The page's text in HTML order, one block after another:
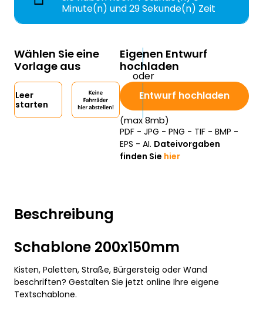
Beschreibung
Schablone 200x150mm
Kisten, Paletten, Straße, Bürgersteig oder Wand
beschriften? Gestalten Sie jetzt online Ihre eigene
Textschablone.
Minute(n) und 29 Sekunde(n) Zeit
Wählen Sie eine
Vorlage aus
Leer
starten
Eigenen Entwurf
hochladen
Entwurf hochladen
(max 8mb)
PDF - JPG - PNG - TIF - BMP -
EPS - AI. Dateivorgaben
finden Sie hier